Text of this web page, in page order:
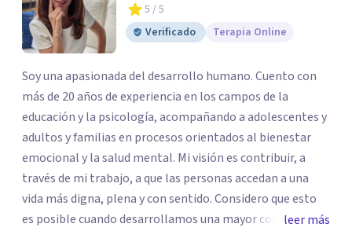
5 / 5
Verificado
Terapia Online
Soy una apasionada del desarrollo humano. Cuento con
más de 20 años de experiencia en los campos de la
educación y la psicología, acompañando a adolescentes y
adultos y familias en procesos orientados al bienestar
emocional y la salud mental. Mi visión es contribuir, a
través de mi trabajo, a que las personas accedan a una
vida más digna, plena y con sentido. Considero que esto
es posible cuando desarrollamos una mayor conciencia
leer más